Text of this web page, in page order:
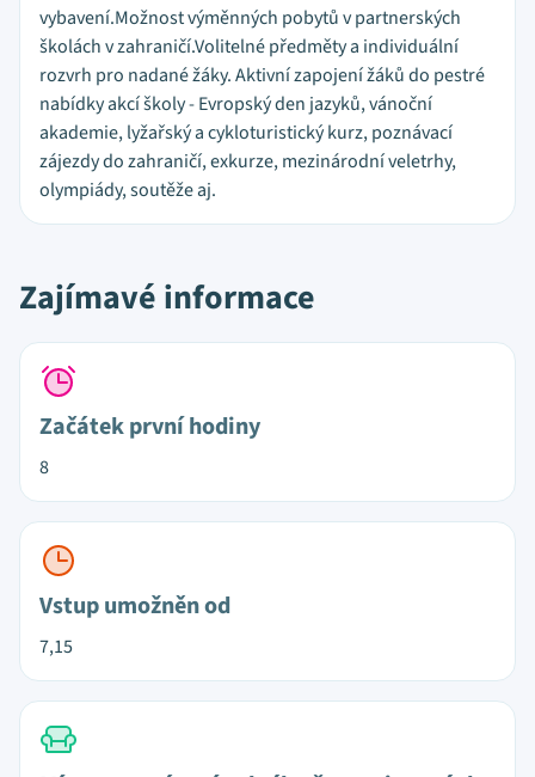
vybavení.Možnost výměnných pobytů v partnerských
školách v zahraničí.Volitelné předměty a individuální
rozvrh pro nadané žáky. Aktivní zapojení žáků do pestré
nabídky akcí školy - Evropský den jazyků, vánoční
akademie, lyžařský a cykloturistický kurz, poznávací
zájezdy do zahraničí, exkurze, mezinárodní veletrhy,
olympiády, soutěže aj.
Zajímavé informace
Začátek první hodiny
8
Vstup umožněn od
7,15